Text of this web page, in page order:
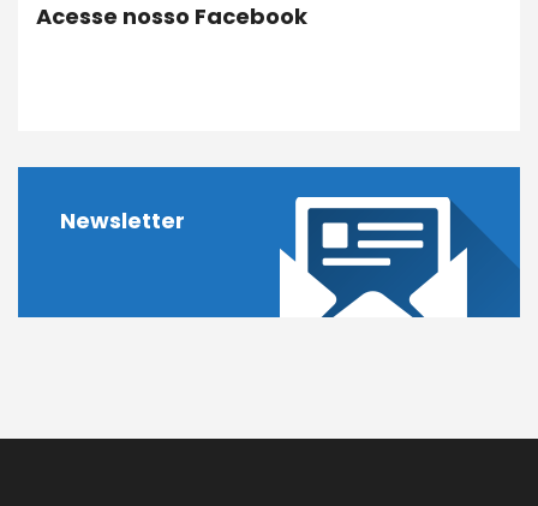
Acesse nosso Facebook
Newsletter